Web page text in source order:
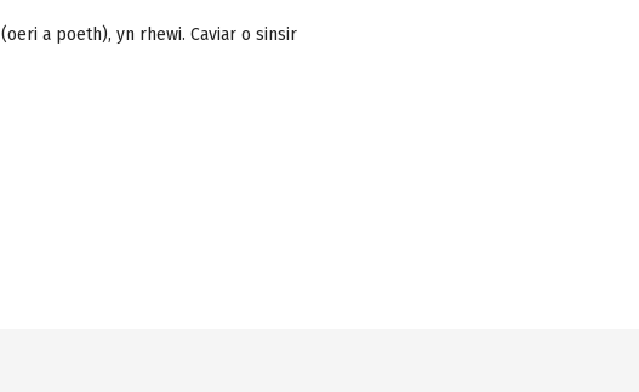
a poeth), yn rhewi. Caviar o sinsir